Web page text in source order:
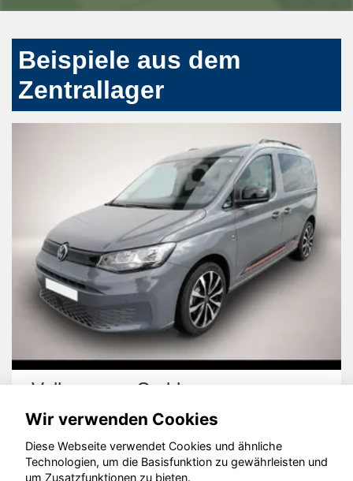
Beispiele aus dem
Zentrallager
Volkswagen Caddy
© konjunkturmotor.de GmbH 2020 - 2026
Wir verwenden Cookies
Diese Webseite verwendet Cookies und ähnliche
Technologien, um die Basisfunktion zu gewährleisten und
um Zusatzfunktionen zu bieten.